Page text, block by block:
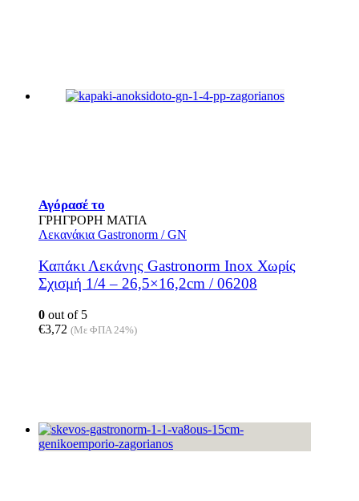
Αγόρασέ το
ΓΡΗΓΡΟΡΗ ΜΑΤΙΑ
Λεκανάκια Gastronorm / GN
Καπάκι Λεκάνης Gastronorm Inox Χωρίς
Σχισμή 1/4 – 26,5×16,2cm / 06208
0 out of 5
€3,72 (Με ΦΠΑ 24%)